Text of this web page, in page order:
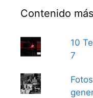
Contenido
10
7